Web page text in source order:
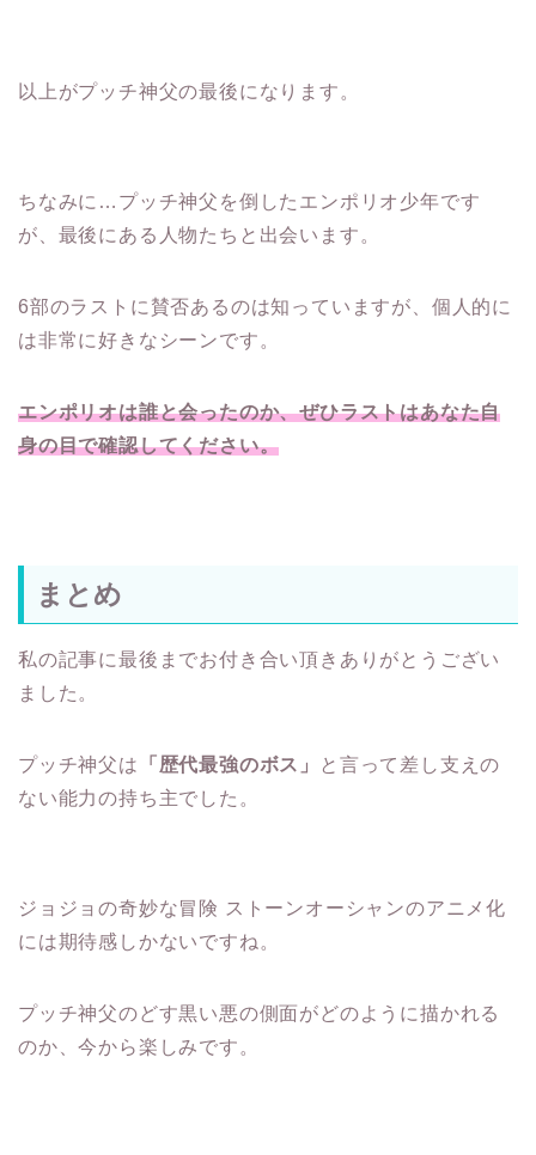
以上がプッチ神父の最後になります。
ちなみに…プッチ神父を倒したエンポリオ少年です
が、最後にある人物たちと出会います。
6部のラストに賛否あるのは知っていますが、個人的に
は非常に好きなシーンです。
エンポリオは誰と会ったのか、ぜひラストはあなた自
身の目で確認してください。
まとめ
私の記事に最後までお付き合い頂きありがとうござい
ました。
プッチ神父は 「歴代最強のボス」
と言って差し支えの
ない能力の持ち主でした。
ジョジョの奇妙な冒険 ストーンオーシャンのアニメ化
には期待感しかないですね。
プッチ神父のどす黒い悪の側面がどのように描かれる
のか、今から楽しみです。